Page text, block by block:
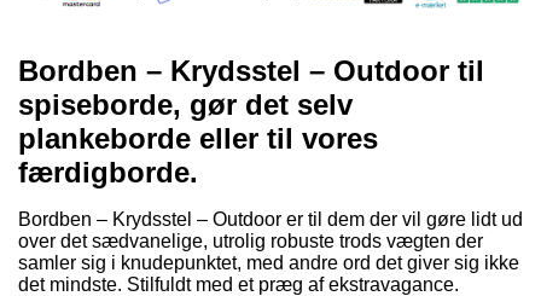
Bordben – Krydsstel – Outdoor til
spiseborde, gør det selv
plankeborde eller til vores
færdigborde.
Bordben – Krydsstel – Outdoor er til dem der vil gøre lidt ud
over det sædvanelige, utrolig robuste trods vægten der
samler sig i knudepunktet, med andre ord det giver sig ikke
det mindste. Stilfuldt med et præg af ekstravagance.